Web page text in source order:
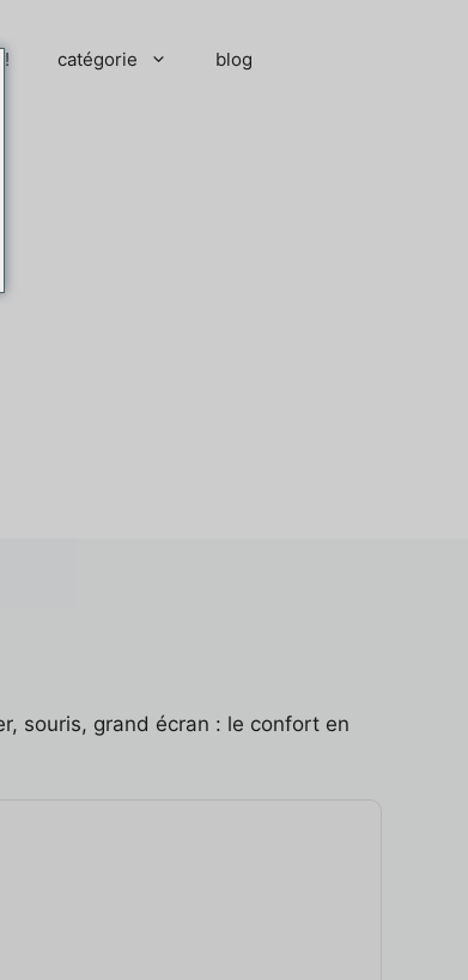
catégorie blog
souris, grand écran : le confort en